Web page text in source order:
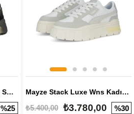
Rs-X Efekt Gradient Erkek Sneaker
%25
Mayze Stack Luxe Wns Kadın Sneaker
₺5.400,00 ₺3.780,00 %30